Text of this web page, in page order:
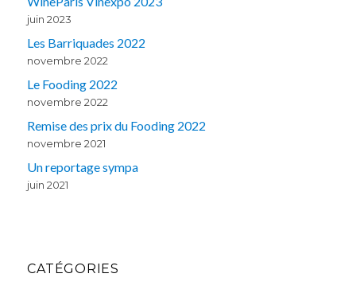
juin 2023
Les Barriquades 2022
novembre 2022
Le Fooding 2022
novembre 2022
Remise des prix du Fooding 2022
novembre 2021
Un reportage sympa
juin 2021
CATÉGORIES